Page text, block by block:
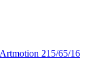
215/65/16